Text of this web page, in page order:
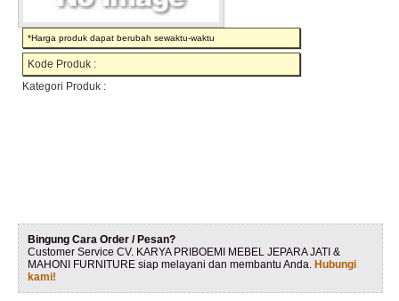
*Harga produk dapat berubah sewaktu-waktu
Kode Produk :
Kategori Produk :
Bingung Cara Order / Pesan?
Customer Service CV. KARYA PRIBOEMI MEBEL JEPARA JATI &
MAHONI FURNITURE siap melayani dan membantu Anda. Hubungi
kami!